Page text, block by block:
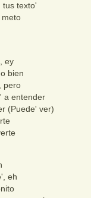
tus texto'
ey
bien
pero
a entender
(Puede' ver)
eh